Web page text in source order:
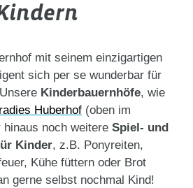
mit seinem einzigartigen
sich per se wunderbar für
Kinderbauernhöfe, wie
Huberhof (oben im
hinaus noch weitereSpiel- und
Kinder, z.B. Ponyreiten,
Kühe füttern oder Brot
gerne selbst nochmal Kind!